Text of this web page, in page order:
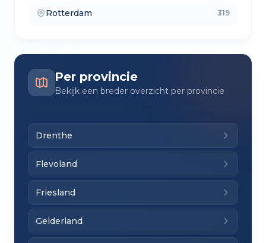
Rotterdam
— lokale makelaars 319
Per provincie
Bekijk een breder overzicht per provincie
Drenthe
Flevoland
Friesland
Gelderland